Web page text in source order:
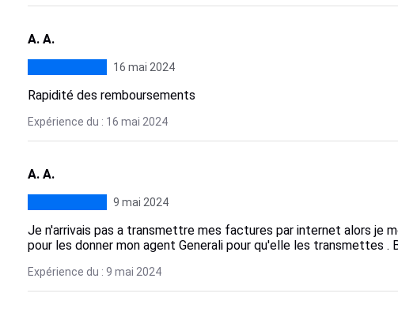
A. A.
16 mai 2024
Rapidité des remboursements
Expérience du : 16 mai 2024
A. A.
9 mai 2024
Je n'arrivais pas a transmettre mes factures par internet alors je
pour les donner mon agent Generali pour qu'elle les transmettes .
Expérience du : 9 mai 2024